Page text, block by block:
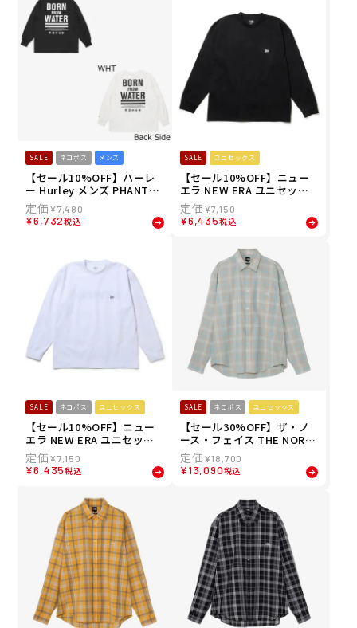
SALE ネコポス メンズ
【セール10%OFF】ハーレ
ー Hurley メンズ PHANTO
M ボーンフロムウォーター
オーバーサイズ ロングスリ
ーブ Tシャツ MULS251026
¥7,480
¥6,732税込
SALE ユニセックス
【セール10%OFF】ニュー
エラ NEW ERA ユニセック
ス 長袖 ロンT 長袖 ユーティ
リティー オーバーサイズド
Tシャツ Wordmark Logo 1
¥7,150
¥6,435税込
SALE ネコポス ユニセックス
【セール10%OFF】ニュー
エラ NEW ERA ユニセック
ス 長袖 ロンT 長袖 ユーティ
リティー オーバーサイズド
Tシャツ Wordmark Logo 1
¥7,150
¥6,435税込
SALE ネコポス ユニセックス
【セール30%OFF】ザ・ノ
ース・フェイス THE NORT
H FACE ユニセックス ロン
グスリーブフラッシュドラ
イチェックシャツ 長袖シャ
¥18,700
¥13,090税込